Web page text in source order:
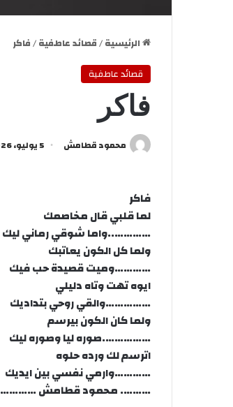
الرئيسية/قصائد عاطفية/فاكر
قصائد عاطفية
فاكر
محمود قطامش 5 يوليو، 2026
فاكر
لما قلبي قال مخاصمك
…………..واما شوقي رماني ليك
ولما كل الكون يعاتبك
…………وميت قصيدة حب فيك
ايوه تهت وتاه دليلي
……………والقي روحي بتداديك
ولما كان الكون بيرسم
…………….صوره ليا وصوره ليك
اترسم لك ورده حلوه
…………وارمي نفسي بين ايديك
………. محمود قطامش …………